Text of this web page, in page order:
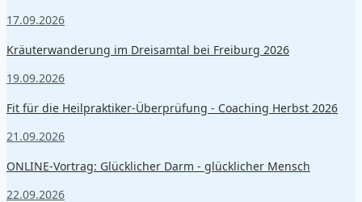
17.09.2026
Kräuterwanderung im Dreisamtal bei Freiburg 2026
19.09.2026
Fit für die Heilpraktiker-Überprüfung - Coaching Herbst 2026
21.09.2026
ONLINE-Vortrag: Glücklicher Darm - glücklicher Mensch
22.09.2026